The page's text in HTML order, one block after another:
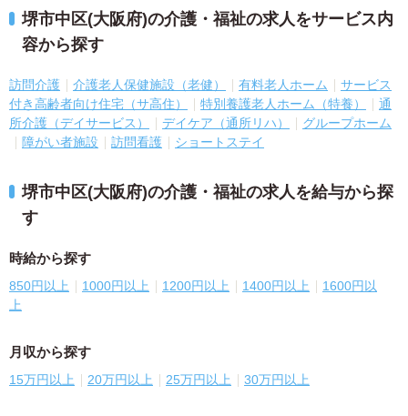
堺市中区(大阪府)の介護・福祉の求人をサービス内
容から探す
訪問介護 介護老人保健施設（老健） 有料老人ホーム
サービス
付き高齢者向け住宅（サ高住）
特別養護老人ホーム（特養）
通
所介護（デイサービス）
デイケア（通所リハ）
グループホーム
障がい者施設
訪問看護 ショートステイ
堺市中区(大阪府)の介護・福祉の求人を給与から探
す
時給から探す
850円以上 1000円以上 1200円以上 1400円以上
1600円以
上
月収から探す
15万円以上 20万円以上 25万円以上 30万円以上